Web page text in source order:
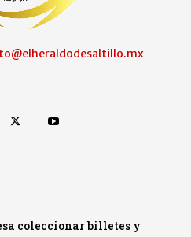
coleccionar billetes y